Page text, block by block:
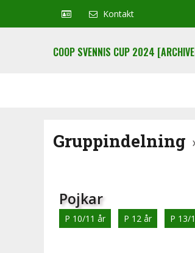
Kontakt
COOP SVENNIS CUP 2024
Gruppindelning
Pojkar
P 10/11 år P 12 år P 13/